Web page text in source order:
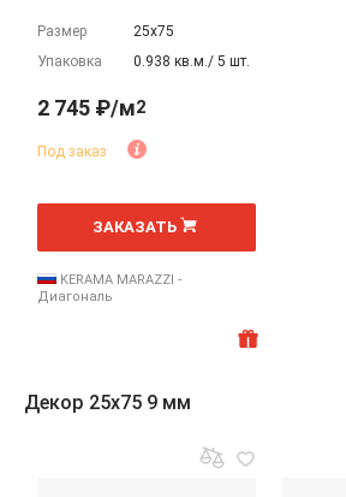
Размер
25х75
Упаковка
0.938 кв.м./ 5 шт.
2 745 ₽/м2
Под заказ
м
ЗАКАЗАТЬ
KERAMA MARAZZI -
Диагональ
Декор 25x75 9 мм